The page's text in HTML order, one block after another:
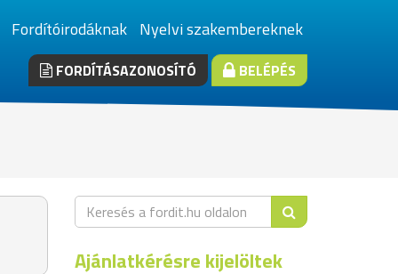
Fordítóirodáknak Nyelvi szakembereknek
FORDÍTÁSAZONOSÍTÓ BELÉPÉS
Ajánlatkérésre kijelöltek